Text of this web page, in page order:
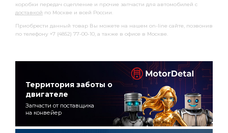
коробки передач сцепление и прочие запчасти для автомобилей с
доставкой по Москве и всей России.
Приобрести данный товар Вы можете на нашем on-line сайте, позвонив
по телефону +7 (4852) 77-00-10, а также в офисе в Москве.
Территория заботы о
двигателе
Запчасти от поставщика
на конвейер